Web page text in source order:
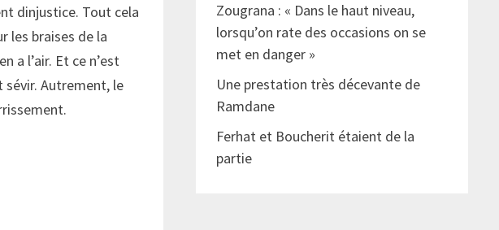
dinjustice. Tout cela
les braises de la
a l’air. Et ce n’est
sévir. Autrement, le
Zougrana : « Dans le haut niveau,
lorsqu’on rate des occasions on se
met en danger »
Une prestation très décevante de
Ramdane
Ferhat et Boucherit étaient de la
partie